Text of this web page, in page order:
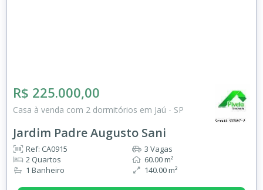
R$ 225.000,00
Casa à venda com 2 dormitórios em Jaú - SP
Jardim Padre Augusto Sani
Ref: CA0915
2 Quartos
1 Banheiro
3 Vagas
60.00 m²
140.00 m²